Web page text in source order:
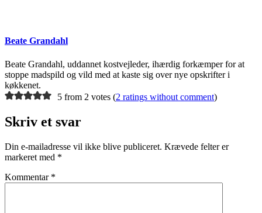
Beate Grandahl
Beate Grandahl, uddannet kostvejleder, ihærdig forkæmper for at
stoppe madspild og vild med at kaste sig over nye opskrifter i
køkkenet.
5 from 2 votes (2 ratings without comment)
Skriv et svar
Din e-mailadresse vil ikke blive publiceret. Krævede felter er
markeret med *
Kommentar *